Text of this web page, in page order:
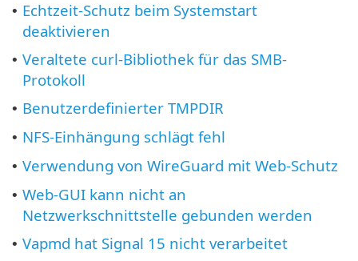
• Echtzeit-Schutz beim Systemstart
deaktivieren
• Veraltete curl-Bibliothek für das SMB-
Protokoll
• Benutzerdefinierter TMPDIR
• NFS-Einhängung schlägt fehl
• Verwendung von WireGuard mit Web-Schutz
• Web-GUI kann nicht an
Netzwerkschnittstelle gebunden werden
• Vapmd hat Signal 15 nicht verarbeitet